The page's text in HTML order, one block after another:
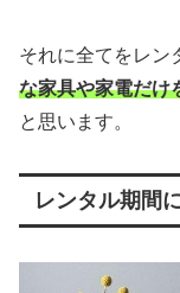
それに全てをレン
な家具や家電だけ
と思います。
レンタル期間